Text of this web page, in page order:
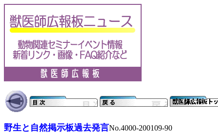
野生と自然掲示板過去発言No.4000-200109-90